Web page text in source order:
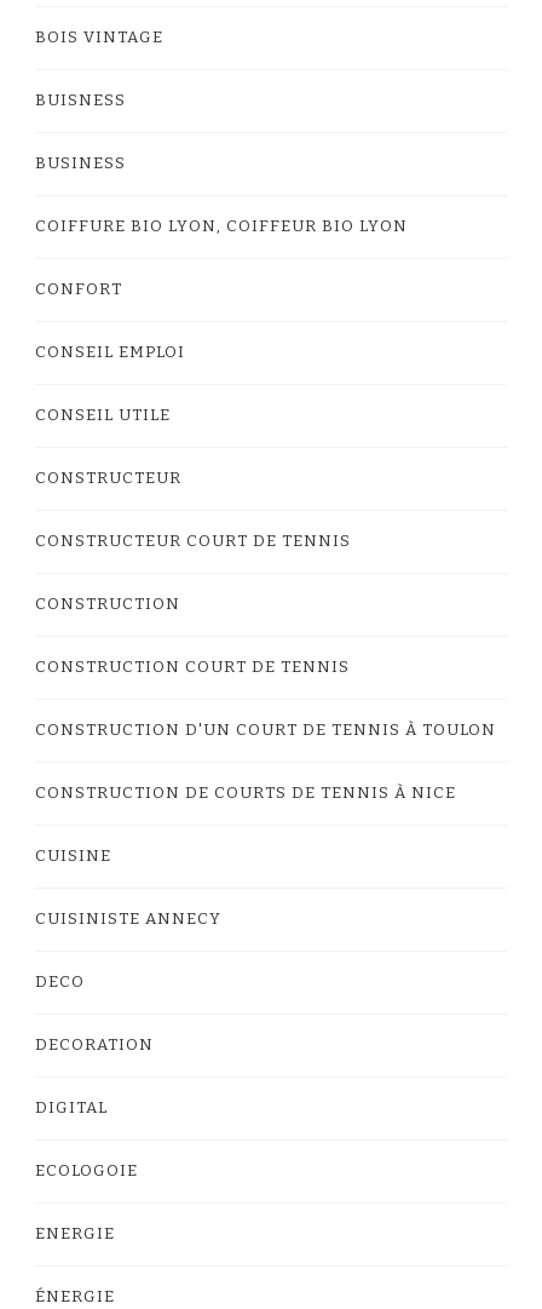
BOIS VINTAGE
BUISNESS
BUSINESS
COIFFURE BIO LYON, COIFFEUR BIO LYON
CONFORT
CONSEIL EMPLOI
CONSEIL UTILE
CONSTRUCTEUR
CONSTRUCTEUR COURT DE TENNIS
CONSTRUCTION
CONSTRUCTION COURT DE TENNIS
CONSTRUCTION D'UN COURT DE TENNIS À TOULON
CONSTRUCTION DE COURTS DE TENNIS À NICE
CUISINE
CUISINISTE ANNECY
DECO
DECORATION
DIGITAL
ECOLOGOIE
ENERGIE
ÉNERGIE